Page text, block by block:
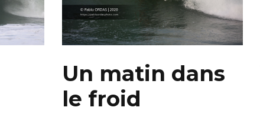
Un matin dans
le froid